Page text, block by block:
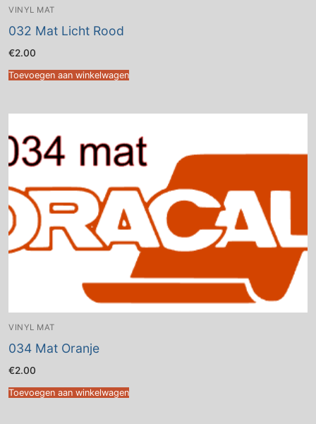
VINYL MAT
032 Mat Licht Rood
€2.00
Toevoegen aan winkelwagen
VINYL MAT
034 Mat Oranje
€2.00
Toevoegen aan winkelwagen